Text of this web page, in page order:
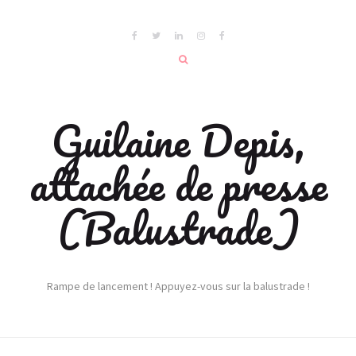
Guilaine Depis,
attachée de presse
(Balustrade)
Rampe de lancement ! Appuyez-vous sur la balustrade !